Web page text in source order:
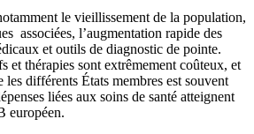
le vieillissement de la population,
associées, l’augmentation rapide des
et outils de diagnostic de pointe.
et thérapies sont extrêmement coûteux, et
différents États membres est souvent
liées aux soins de santé atteignent
européen.